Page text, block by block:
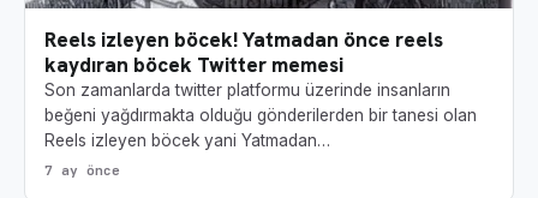
Reels izleyen böcek! Yatmadan önce reels
kaydıran böcek Twitter memesi
Son zamanlarda twitter platformu üzerinde insanların
beğeni yağdırmakta olduğu gönderilerden bir tanesi olan
Reels izleyen böcek yani Yatmadan…
7 ay önce